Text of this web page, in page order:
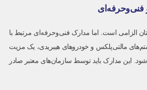
الزامی است. اما مدارک فنی‌وحرفه‌ای مرتبط با
مالتی‌پلکس و خودروهای هیبریدی، یک مزیت
این مدارک باید توسط سازمان‌های معتبر صادر